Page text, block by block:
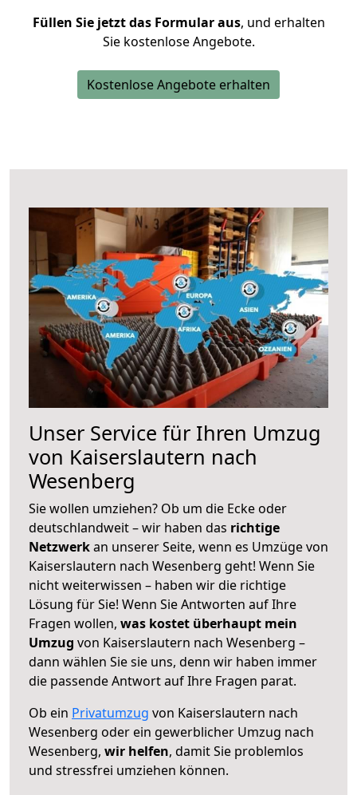
Füllen Sie jetzt das Formular aus, und erhalten
Sie kostenlose Angebote.
Kostenlose Angebote erhalten
Unser Service für Ihren Umzug
von Kaiserslautern nach
Wesenberg
Sie wollen umziehen? Ob um die Ecke oder
deutschlandweit – wir haben das richtige
Netzwerkan unserer Seite, wenn es Umzüge von
Kaiserslautern nach Wesenberg geht! Wenn Sie
nicht weiterwissen – haben wir die richtige
Lösung für Sie! Wenn Sie Antworten auf Ihre
Fragen wollen, was kostet überhaupt mein
Umzug von Kaiserslautern nach Wesenberg –
dann wählen Sie sie uns, denn wir haben immer
die passende Antwort auf Ihre Fragen parat.
Ob ein Privatumzug von Kaiserslautern nach
Wesenberg oder ein gewerblicher Umzug nach
Wesenberg, wir helfen, damit Sie problemlos
und stressfrei umziehen können.